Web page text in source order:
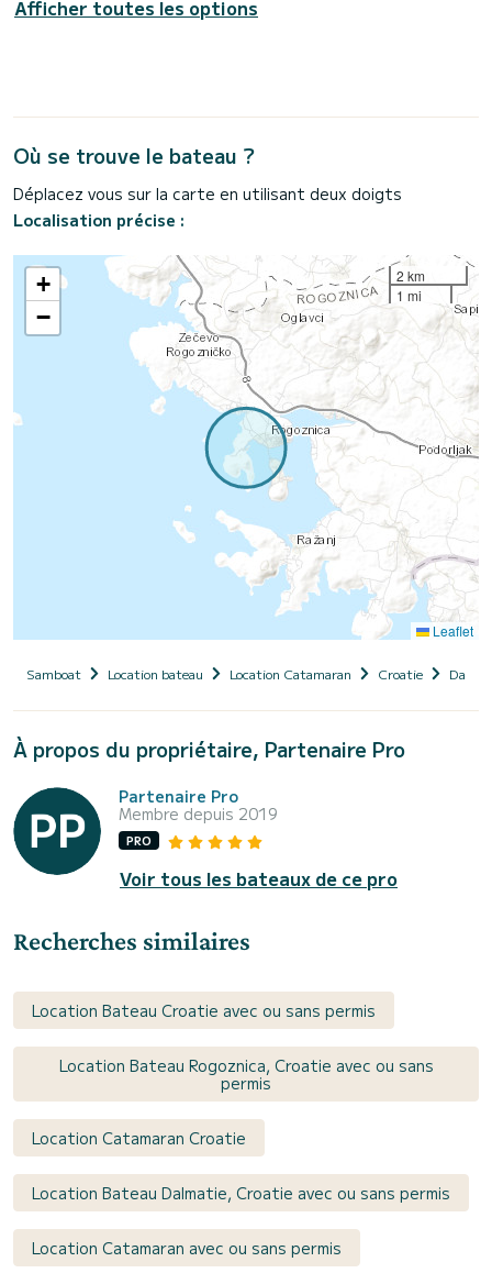
Afficher toutes les options
Où se trouve le bateau ?
Déplacez vous sur la carte en utilisant deux doigts
Localisation précise :
+
−
2 km
1 mi
Leaflet
Samboat Location bateau Location Catamaran Croatie
À propos du propriétaire, Partenaire Pro
Partenaire Pro
Membre depuis 2019
PRO
Voir tous les bateaux de ce pro
Recherches similaires
Location Bateau Croatie avec ou sans permis
Location Bateau Rogoznica, Croatie avec ou sans
permis
Location Catamaran Croatie
Location Bateau Dalmatie, Croatie avec ou sans permis
Location Catamaran avec ou sans permis